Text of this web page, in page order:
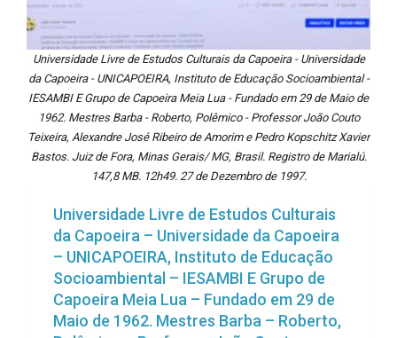
Universidade Livre de Estudos Culturais da Capoeira - Universidade
da Capoeira - UNICAPOEIRA, Instituto de Educação Socioambiental -
IESAMBI E Grupo de Capoeira Meia Lua - Fundado em 29 de Maio de
1962. Mestres Barba - Roberto, Polêmico - Professor João Couto
Teixeira, Alexandre José Ribeiro de Amorim e Pedro Kopschitz Xavier
Bastos. Juiz de Fora, Minas Gerais/ MG, Brasil. Registro de Marialú.
147,8 MB. 12h49. 27 de Dezembro de 1997.
Universidade Livre de Estudos Culturais
da Capoeira – Universidade da Capoeira
– UNICAPOEIRA, Instituto de Educação
Socioambiental – IESAMBI E Grupo de
Capoeira Meia Lua – Fundado em 29 de
Maio de 1962. Mestres Barba – Roberto,